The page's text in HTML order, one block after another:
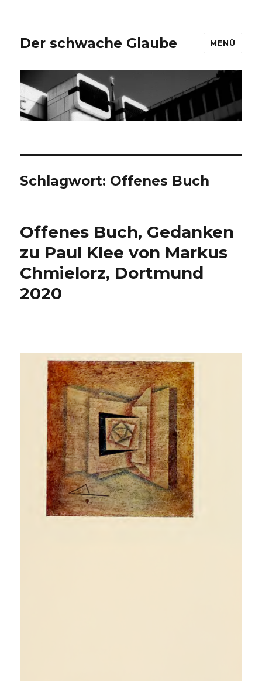
Der schwache Glaube MENÜ
Schlagwort: Offenes Buch
Offenes Buch, Gedanken
zu Paul Klee von Markus
Chmielorz, Dortmund
2020